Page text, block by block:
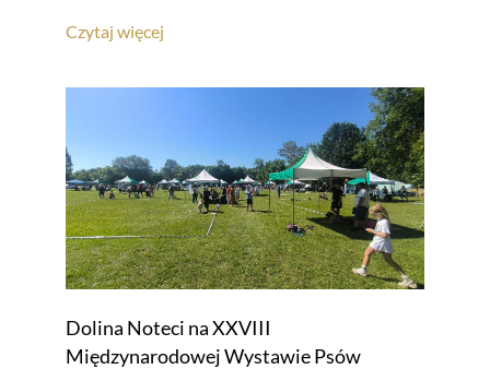
Czytaj więcej
Dolina Noteci na XXVIII
Międzynarodowej Wystawie Psów